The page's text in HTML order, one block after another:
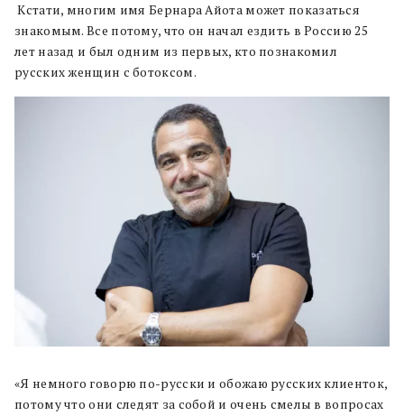
Кстати, многим имя Бернара Айота может показаться
знакомым. Все потому, что он начал ездить в Россию 25
лет назад и был одним из первых, кто познакомил
русских женщин с ботоксом.
«Я немного говорю по-русски и обожаю русских клиенток,
потому что они следят за собой и очень смелы в вопросах